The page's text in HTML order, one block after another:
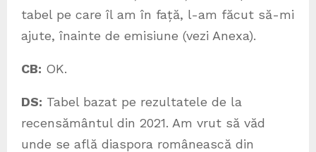
tabel pe care îl am în față, l-am făcut să-mi
ajute, înainte de emisiune (vezi Anexa).
CB: OK.
DS: Tabel bazat pe rezultatele de la
recensământul din 2021. Am vrut să văd
unde se află diaspora românească din